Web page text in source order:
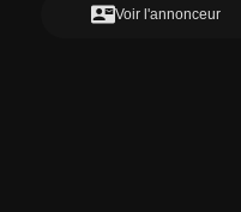
contact_mailVoir l'annonceur